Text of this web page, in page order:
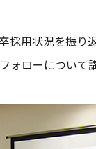
採用状況を振
ォローについて